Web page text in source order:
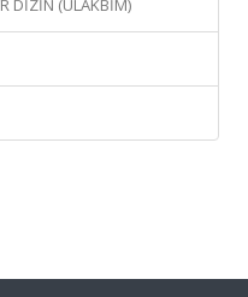
DİZİN (ULAKBİM)